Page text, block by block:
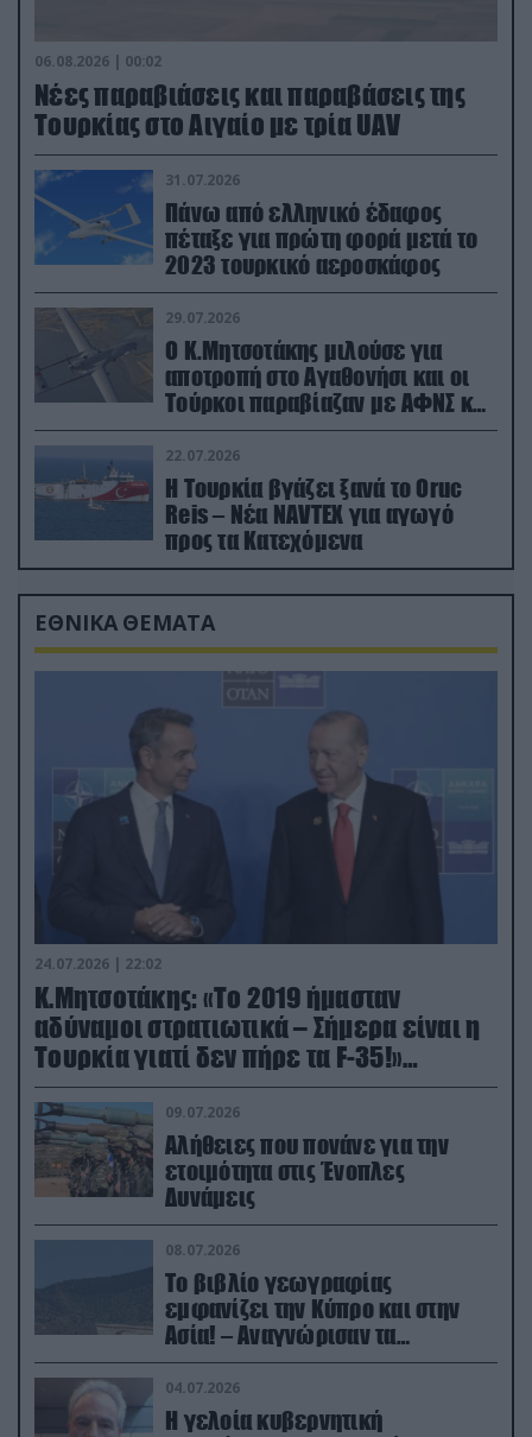
06.08.2026 | 00:02
Νέες παραβιάσεις και παραβάσεις της
Τουρκίας στο Αιγαίο με τρία UAV
31.07.2026
Πάνω από ελληνικό έδαφος
πέταξε για πρώτη φορά μετά το
2023 τουρκικό αεροσκάφος
29.07.2026
Ο Κ.Μητσοτάκης μιλούσε για
αποτροπή στο Αγαθονήσι και οι
Τούρκοι παραβίαζαν με ΑΦΝΣ και
drone
22.07.2026
Η Τουρκία βγάζει ξανά το Oruc
Reis – Νέα NAVTEX για αγωγό
προς τα Κατεχόμενα
ΕΘΝΙΚΑ ΘΕΜΑΤΑ
24.07.2026 | 22:02
Κ.Μητσοτάκης: «Το 2019 ήμασταν
αδύναμοι στρατιωτικά – Σήμερα είναι η
Τουρκία γιατί δεν πήρε τα F-35!»
(βίντεο)
09.07.2026
Αλήθειες που πονάνε για την
ετοιμότητα στις Ένοπλες
Δυνάμεις
08.07.2026
Το βιβλίο γεωγραφίας
εμφανίζει την Κύπρο και στην
Ασία! – Αναγνώρισαν τα
κατεχόμενα; (φωτο)
04.07.2026
Η γελοία κυβερνητική